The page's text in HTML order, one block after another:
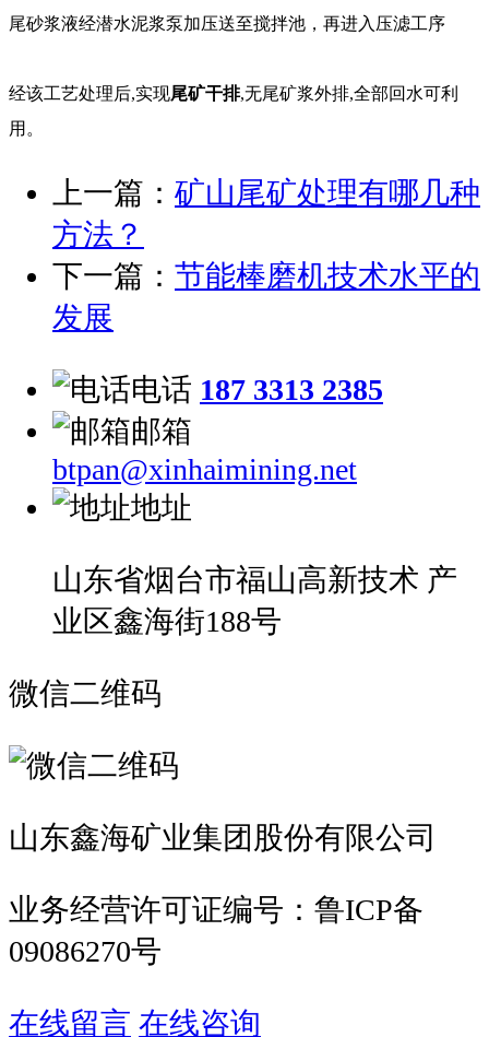
尾砂浆液经潜水泥浆泵加压送至搅拌池，再进入压滤工序
经该工艺处理后,实现尾矿干排,无尾矿浆外排,全部回水可利
用。
上一篇： 矿山尾矿处理有哪几种
方法？
下一篇： 节能棒磨机技术水平的
发展
电话 187 3313 2385
邮箱
btpan@xinhaimining.net
地址
山东省烟台市福山高新技术 产
业区鑫海街188号
微信二维码
山东鑫海矿业集团股份有限公司
业务经营许可证编号：鲁ICP备
09086270号
在线留言 在线咨询